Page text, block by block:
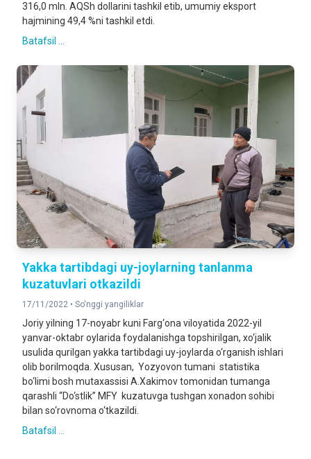
316,0 mln. AQSh dollarini tashkil etib, umumiy eksport
hajmining 49,4 %ni tashkil etdi.
Batafsil ...
Yakka tartibdagi uy-joylarning tanlanma
kuzatuvlari otkazildi
17/11/2022 • So'nggi yangiliklar
Joriy yilning 17-noyabr kuni Farg‘ona viloyatida 2022-yil
yanvar-oktabr oylarida foydalanishga topshirilgan, xo‘jalik
usulida qurilgan yakka tartibdagi uy-joylarda o‘rganish ishlari
olib borilmoqda. Xususan, Yozyovon tumani statistika
bo‘limi bosh mutaxassisi A.Xakimov tomonidan tumanga
qarashli “Do‘stlik” MFY kuzatuvga tushgan xonadon sohibi
bilan so‘rovnoma o‘tkazildi.
Batafsil ...